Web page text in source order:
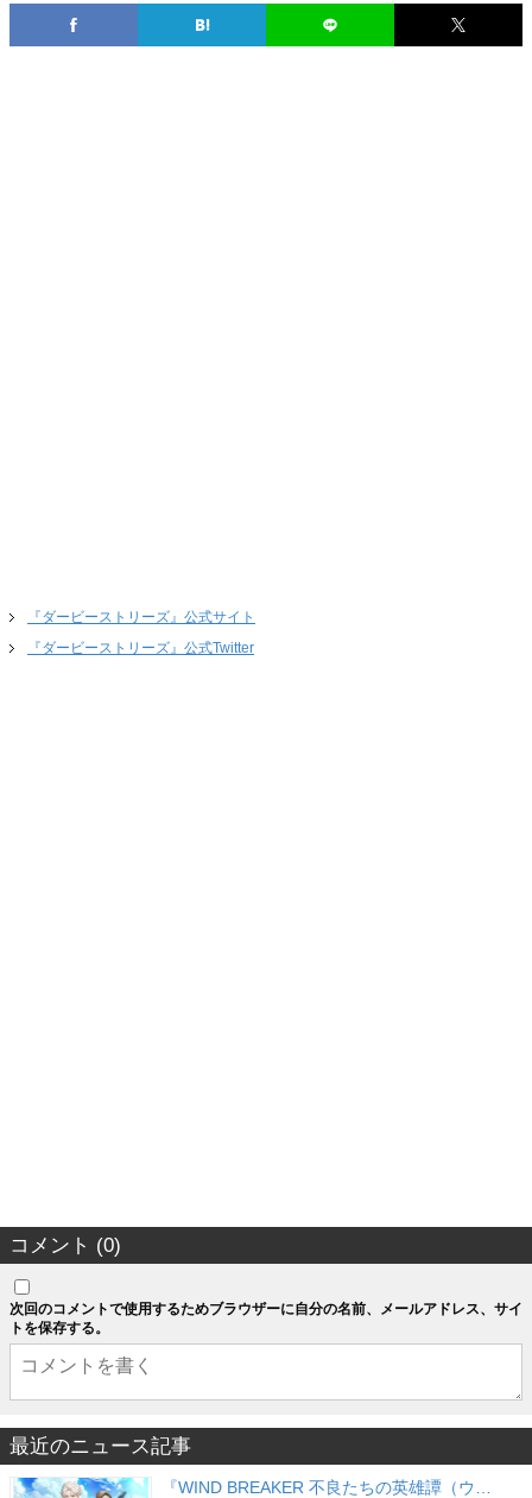
『ダービーストリーズ』公式サイト
『ダービーストリーズ』公式Twitter
コメント (0)
次回のコメントで使用するためブラウザーに自分の名前、メールアドレス、サイ
トを保存する。
最近のニュース記事
『WIND BREAKER 不良たちの英雄譚（ウ…